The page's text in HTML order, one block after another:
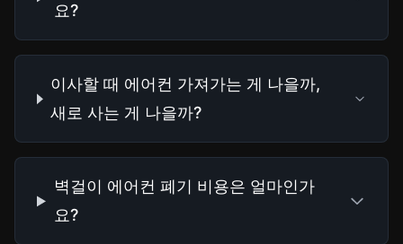
요?
이사할 때 에어컨 가져가는 게 나을까,
새로 사는 게 나을까?
벽걸이 에어컨 폐기 비용은 얼마인가
요?